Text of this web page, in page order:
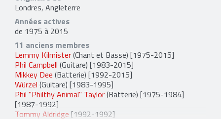
Londres, Angleterre
Années actives
de 1975 à 2015
11 anciens membres
Lemmy Kilmister(Chant et Basse) [1975-2015]
Phil Campbell (Guitare) [1983-2015]
Mikkey Dee (Batterie) [1992-2015]
Würzel (Guitare) [1983-1995]
Phil "Philthy Animal" Taylor(Batterie) [1975-1984]
[1987-1992]
Tommy Aldridge [1992-1992]